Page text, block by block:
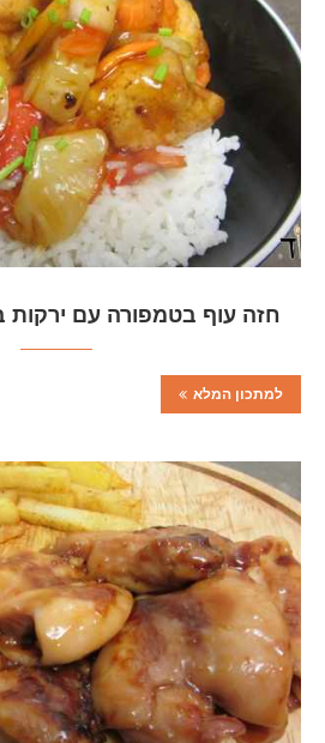
חזה עוף בטמפורה עם ירקות
למתכון המלא